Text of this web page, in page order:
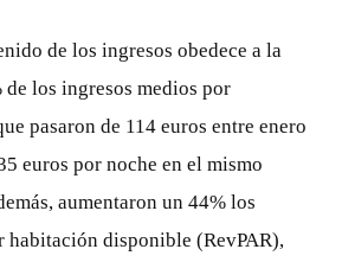
de los ingresos obedece a la
de los ingresos medios por
pasaron de 114 euros entre enero
euros por noche en el mismo
aumentaron un 44% los
habitación disponible (RevPAR),